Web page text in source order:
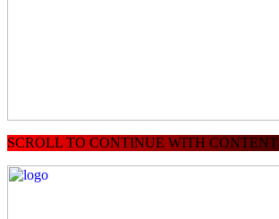
SCROLL TO CONTINUE WITH CONTENT